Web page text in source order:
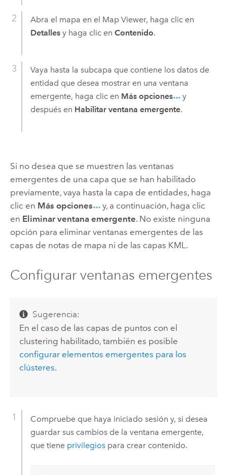
Abra el mapa en el Map Viewer, haga clic en
Detallesy haga clic en Contenido.
Vaya hasta la subcapa que contiene los datos de
entidad que desea mostrar en una ventana
emergente, haga clic en Más opciones
y
después en Habilitar ventana emergente.
Si no desea que se muestren las ventanas
emergentes de una capa que se han habilitado
previamente, vaya hasta la capa de entidades, haga
clic en Más opciones
y, a continuación, haga clic
en Eliminar ventana emergente. No existe ninguna
opción para eliminar ventanas emergentes de las
capas de notas de mapa ni de las capas KML.
Configurar ventanas emergentes
Sugerencia:
En el caso de las capas de puntos con el
clustering habilitado, también es posible
configurar elementos emergentes para los
clústeres.
Compruebe que haya iniciado sesión y, si desea
guardar sus cambios de la ventana emergente,
que tiene privilegiospara crear contenido.